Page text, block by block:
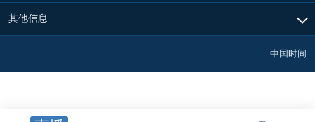
其他信息
中国时间